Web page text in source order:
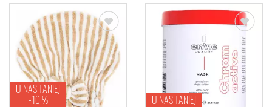
U NAS TANIEJ
-10 %
U NAS TANIEJ